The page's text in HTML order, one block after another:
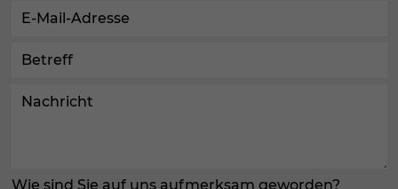
Wie sind Sie auf uns aufmerksam geworden?